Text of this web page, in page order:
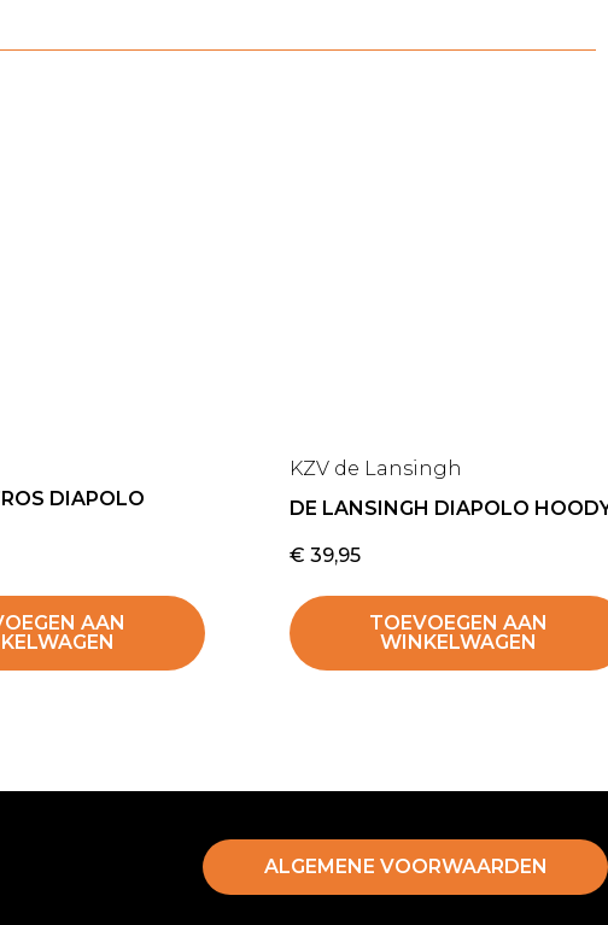
DIAPOLO
AAN
KZV de Lansingh
DE LANSINGH DIAPOLO
€ 39,95
TOEVOEGEN AAN
WINKELWAGEN
ALGEMENE VOORWAARDEN